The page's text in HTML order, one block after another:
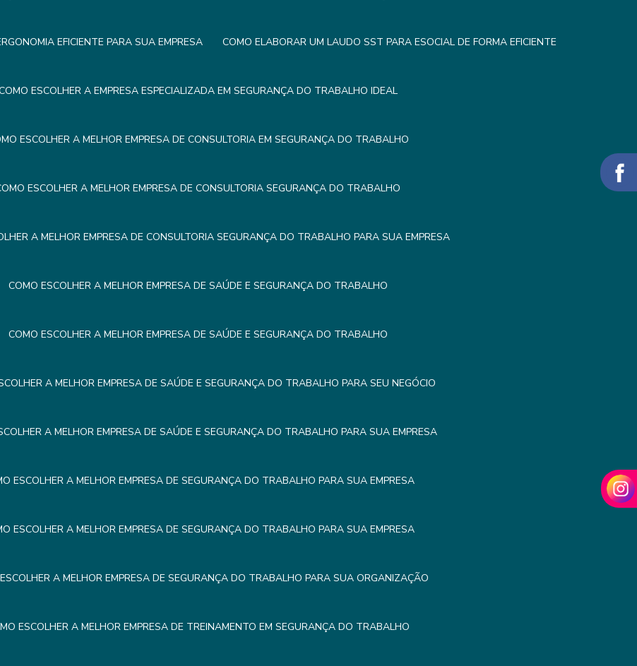
EFICIENTE PARA SUA EMPRESA COMO ELABORAR UM LAUDO SST PARA ESOCIAL DE FORMA EFICIENTE
ESCOLHER A EMPRESA ESPECIALIZADA EM SEGURANÇA DO TRABALHO IDEAL
ESCOLHER A MELHOR EMPRESA DE CONSULTORIA EM SEGURANÇA DO TRABALHO
ESCOLHER A MELHOR EMPRESA DE CONSULTORIA SEGURANÇA DO TRABALHO
A MELHOR EMPRESA DE CONSULTORIA SEGURANÇA DO TRABALHO PARA SUA EMPRESA
COMO ESCOLHER A MELHOR EMPRESA DE SAÚDE E SEGURANÇA DO TRABALHO
COMO ESCOLHER A MELHOR EMPRESA DE SAÚDE E SEGURANÇA DO TRABALHO
A MELHOR EMPRESA DE SAÚDE E SEGURANÇA DO TRABALHO PARA SEU NEGÓCIO
A MELHOR EMPRESA DE SAÚDE E SEGURANÇA DO TRABALHO PARA SUA EMPRESA
ESCOLHER A MELHOR EMPRESA DE SEGURANÇA DO TRABALHO PARA SUA EMPRESA
ESCOLHER A MELHOR EMPRESA DE SEGURANÇA DO TRABALHO PARA SUA EMPRESA
A MELHOR EMPRESA DE SEGURANÇA DO TRABALHO PARA SUA ORGANIZAÇÃO
ESCOLHER A MELHOR EMPRESA DE TREINAMENTO EM SEGURANÇA DO TRABALHO